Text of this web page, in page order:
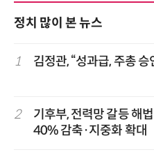
정치 많이 본 뉴스
1 김정관, “성과급, 주총
2
기후부, 전력망 갈등 해
40% 감축·지중화 확대